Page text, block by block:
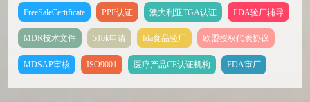
FreeSaleCertificate PPE认证 澳大利亚TGA认证 FDA验厂辅导
MDR技术文件 510k申请 fda食品验厂 欧盟授权代表协议
MDSAP审核 ISO9001 医疗产品CE认证机构 FDA审厂